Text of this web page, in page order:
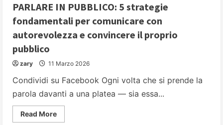
PARLARE IN PUBBLICO: 5 strategie
fondamentali per comunicare con
autorevolezza e convincere il proprio
pubblico
zary 11 Marzo 2026
Condividi su Facebook Ogni volta che si prende la
parola davanti a una platea — sia essa...
Read MoreRead
more